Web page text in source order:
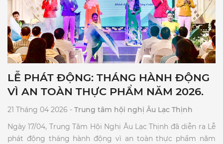
LỄ PHÁT ĐỘNG: THÁNG HÀNH ĐỘNG
VÌ AN TOÀN THỰC PHẨM NĂM 2026.
21 Tháng 04 2026 - Trung tâm hội nghị Âu Lạc Thịnh
Ngày 17/04, Trung Tâm Hội Nghị Âu Lạc Thịnh đã diễn ra Lễ
phát động tháng hành động vì an toàn thực phẩm năm